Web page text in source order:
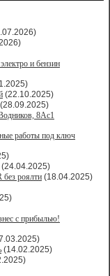
и бензин
(22.10.2025)
(28.09.2025)
8Ас1
работы под ключ
(24.04.2025)
роялти (18.04.2025)
с прибылью!
(14.02.2025)